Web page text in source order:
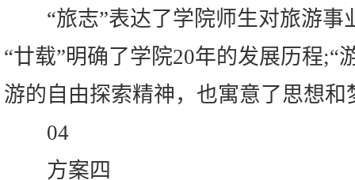
“旅志”表达了学院师生对旅游事
“廿载”明确了学院20年的发展历程;“
游的自由探索精神，也寓意了思想和
04
方案四